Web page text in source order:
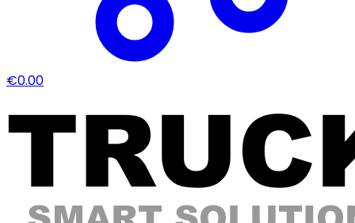
€0.00